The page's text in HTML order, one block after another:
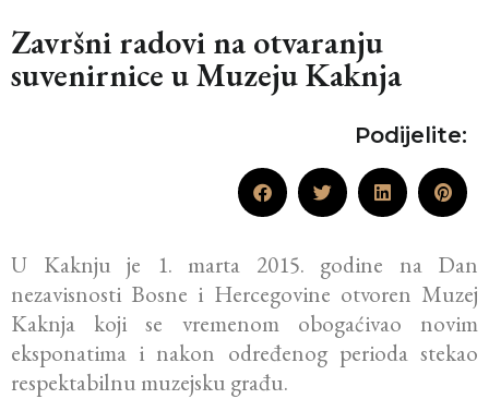
Završni radovi na otvaranju
suvenirnice u Muzeju Kaknja
Podijelite:
U Kaknju je 1. marta 2015. godine na Dan
nezavisnosti Bosne i Hercegovine otvoren Muzej
Kaknja koji se vremenom obogaćivao novim
eksponatima i nakon određenog perioda stekao
respektabilnu muzejsku građu.